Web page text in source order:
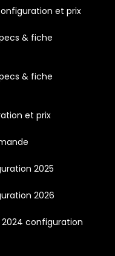
et prix
& fiche
& fiche
et prix
2025
2026
2024 configuration